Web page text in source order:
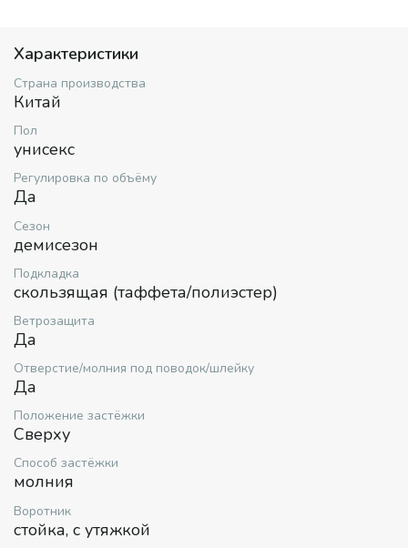
Модель «My heart» не стесняет движений. Удобная
застежка и регулируемый капюшон обеспечивают
идеальную посадку. Светлый оттенок подчеркнет
элегантность питомца. Собака будет в тепле и
комфорте, а владелец спокоен за ее внешний вид.
Деликатная машинная стирка при 30°C. Сушить в
расправленном виде. Подарите четвероногому другу
любовь и заботу, выбрав комбинезон «My heart» для
его стиля и уюта.
Характеристики
Страна производства
Китай
Пол
унисекс
Регулировка по объёму
Да
Сезон
демисезон
Подкладка
скользящая (таффета/полиэстер)
Ветрозащита
Да
Отверстие/молния под поводок/шлейку
Да
Положение застёжки
Сверху
Способ застёжки
молния
Воротник
стойка, с утяжкой